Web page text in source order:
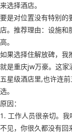
来选择酒店。
要是对位置没有特别的
店。推荐理由：设施和
高。
如果选择住解放碑，我
就是重庆jw万豪。这家
五星级酒店里,也许连
选。
原因：
1. 工作人员很亲切。
不见，你很久都没有回